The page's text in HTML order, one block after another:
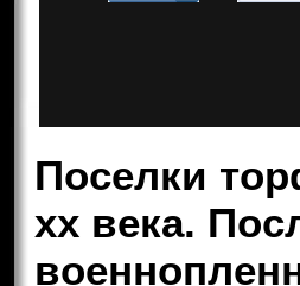
Поселки
xx века.